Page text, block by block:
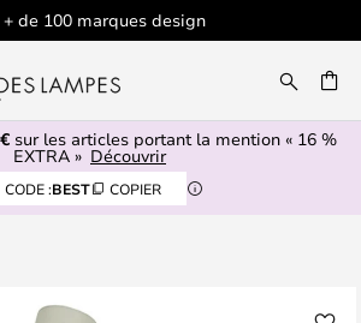
+ de 100 marques design
sur les articles portant la mention « 16 %
EXTRA » Découvrir
CODE :BEST COPIER